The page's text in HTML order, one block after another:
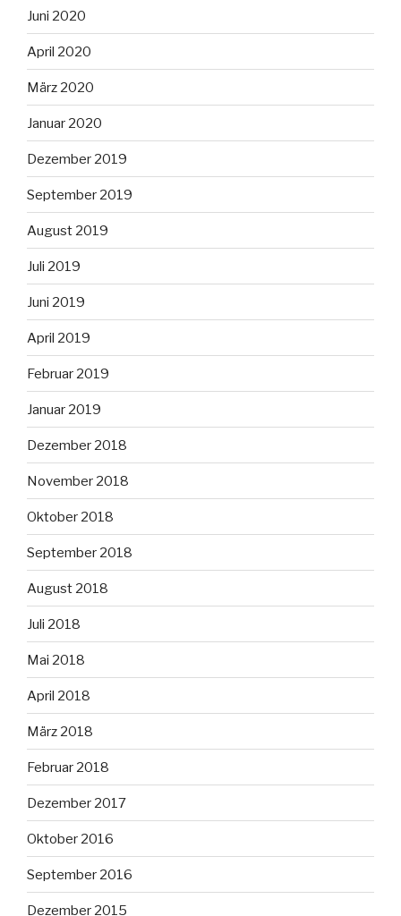
Juni 2020
April 2020
März 2020
Januar 2020
Dezember 2019
September 2019
August 2019
Juli 2019
Juni 2019
April 2019
Februar 2019
Januar 2019
Dezember 2018
November 2018
Oktober 2018
September 2018
August 2018
Juli 2018
Mai 2018
April 2018
März 2018
Februar 2018
Dezember 2017
Oktober 2016
September 2016
Dezember 2015